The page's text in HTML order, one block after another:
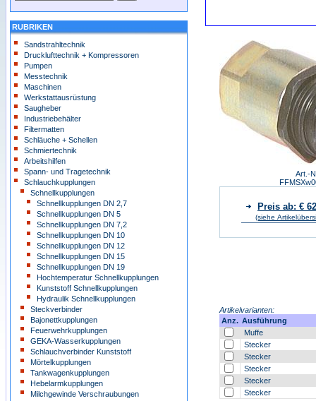
RUBRIKEN
Sandstrahltechnik
Drucklufttechnik + Kompressoren
Pumpen
Messtechnik
Maschinen
Werkstattausrüstung
Saugheber
Industriebehälter
Filtermatten
Schläuche + Schellen
Schmiertechnik
Arbeitshilfen
Spann- und Tragetechnik
Schlauchkupplungen
Schnellkupplungen
Schnellkupplungen DN 2,7
Schnellkupplungen DN 5
Schnellkupplungen DN 7,2
Schnellkupplungen DN 10
Schnellkupplungen DN 12
Schnellkupplungen DN 15
Schnellkupplungen DN 19
Hochtemperatur Schnellkupplungen
Kunststoff Schnellkupplungen
Hydraulik Schnellkupplungen
Steckverbinder
Bajonettkupplungen
Feuerwehrkupplungen
GEKA-Wasserkupplungen
Schlauchverbinder Kunststoff
Mörtelkupplungen
Tankwagenkupplungen
Hebelarmkupplungen
Milchgewinde Verschraubungen
Art.-
Preis ab: €
(siehe
Artikelvarianten:
Anz. Ausführung
Muffe
Stecker
Stecker
Stecker
Stecker
Stecker